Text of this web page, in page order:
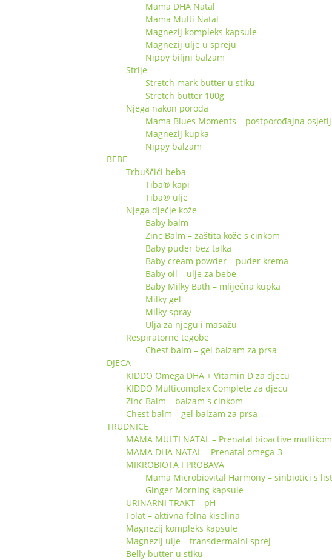
Mama DHA Natal
Mama Multi Natal
Magnezij kompleks kapsule
Magnezij ulje u spreju
Nippy biljni balzam
Strije
Stretch mark butter u stiku
Stretch butter 100g
Njega nakon poroda
Mama Blues Moments – postporođajna
Magnezij kupka
Nippy balzam
BEBE
Trbuščići beba
Tiba® kapi
Tiba® ulje
Njega dječje kože
Baby balm
Zinc Balm – zaštita kože s cinkom
Baby puder bez talka
Baby cream powder – puder krema
Baby oil – ulje za bebe
Baby Milky Bath – mliječna kupka
Milky gel
Milky spray
Ulja za njegu i masažu
Respiratorne tegobe
Chest balm – gel balzam za prsa
DJECA
KIDDO Omega DHA + Vitamin D za djecu
KIDDO Multicomplex Complete za djecu
Zinc Balm – balzam s cinkom
Chest balm – gel balzam za prsa
TRUDNICE
MAMA MULTI NATAL – Prenatal bioactive
MAMA DHA NATAL – Prenatal omega-3
MIKROBIOTA I PROBAVA
Mama Microbiovital Harmony – sinbiotici s
Ginger Morning kapsule
URINARNI TRAKT – pH
Folat – aktivna folna kiselina
Magnezij kompleks kapsule
Magnezij ulje – transdermalni sprej
Belly butter u stiku